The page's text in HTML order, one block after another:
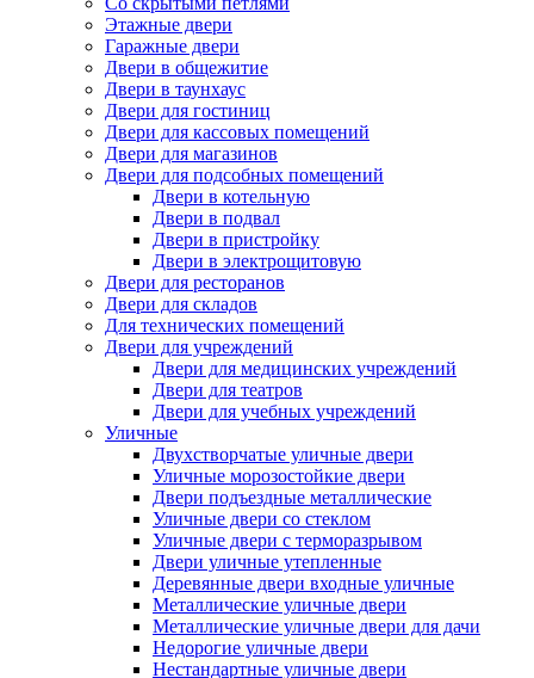
Этажные двери
Гаражные двери
Двери в общежитие
Двери в таунхаус
Двери для гостиниц
Двери для кассовых помещений
Двери для магазинов
Двери для подсобных помещений
Двери в котельную
Двери в подвал
Двери в пристройку
Двери в электрощитовую
Двери для ресторанов
Двери для складов
Для технических помещений
Двери для учреждений
Двери для медицинских учреждений
Двери для театров
Двери для учебных учреждений
Уличные
Двухстворчатые уличные двери
Уличные морозостойкие двери
Двери подъездные металлические
Уличные двери со стеклом
Уличные двери с терморазрывом
Двери уличные утепленные
Деревянные двери входные уличные
Металлические уличные двери
Металлические уличные двери для дачи
Недорогие уличные двери
Нестандартные уличные двери